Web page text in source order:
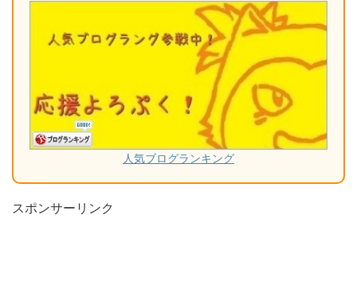
人気ブログランキング
スポンサーリンク